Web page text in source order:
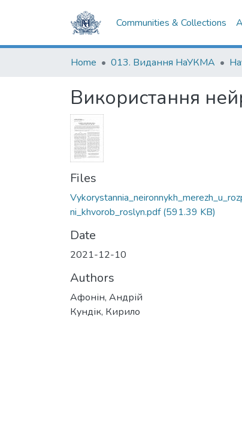
Communities & Collections
Home 013. Видання НаУКМА
Використання
Files
ni_khvorob_roslyn.pdf(591.39 KB)
Date
2021-12-10
Authors
Афонін, Андрій
Кундік, Кирило